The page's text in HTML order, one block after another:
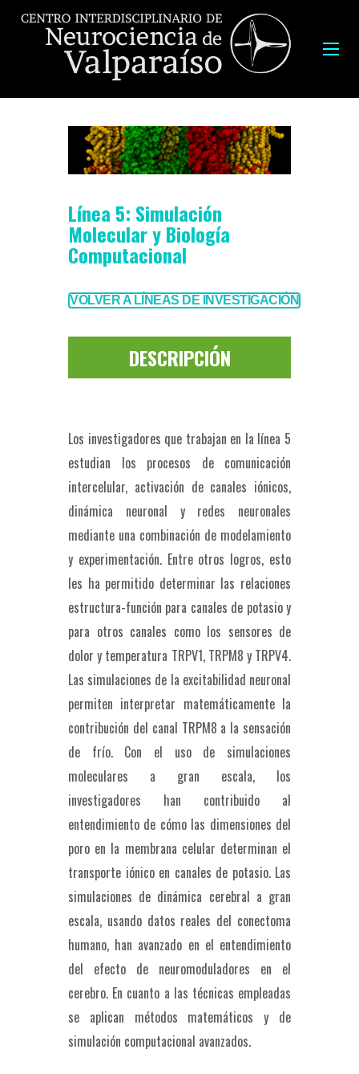
Línea 5: Simulación
Molecular y Biología
Computacional
VOLVER A LÍNEAS DE INVESTIGACIÓN
DESCRIPCIÓN
Los investigadores que trabajan en la línea 5
estudian los procesos de comunicación
intercelular, activación de canales iónicos,
dinámica neuronal y redes neuronales
mediante una combinación de modelamiento
y experimentación. Entre otros logros, esto
les ha permitido determinar las relaciones
estructura-función para canales de potasio y
para otros canales como los sensores de
dolor y temperatura TRPV1, TRPM8 y TRPV4.
Las simulaciones de la excitabilidad neuronal
permiten interpretar matemáticamente la
contribución del canal TRPM8 a la sensación
de frío. Con el uso de simulaciones
moleculares a gran escala, los
investigadores han contribuido al
entendimiento de cómo las dimensiones del
poro en la membrana celular determinan el
transporte iónico en canales de potasio. Las
simulaciones de dinámica cerebral a gran
escala, usando datos reales del conectoma
humano, han avanzado en el entendimiento
del efecto de neuromoduladores en el
cerebro. En cuanto a las técnicas empleadas
se aplican métodos matemáticos y de
simulación computacional avanzados.